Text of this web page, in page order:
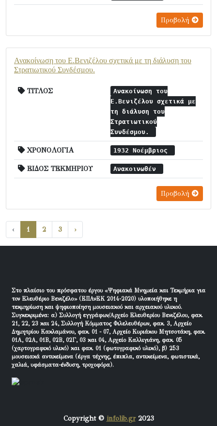
Προβολή
Ανακοίνωση του Ε.Βενιζέλου σχετικά με τη διάλυση του
Στρατιωτικού Συνδέσμου.
ΤΙΤΛΟΣ
Ανακοίνωση του
Ε.Βενιζέλου σχετικά με
τη διάλυση του
Στρατιωτικού
Συνδέσμου.
ΧΡΟΝΟΛΟΓΙΑ 1932 Νοέμβριος
ΕΙΔΟΣ ΤΕΚΜΗΡΙΟΥ Ανακοινωθέν
Προβολή
‹ 1 2 3 ›
Στο πλαίσιο του πρόσφατου έργου «Ψηφιακά Μνημεία και Τεκμήρια για
τον Ελευθέριο Βενιζέλο» (ΕΠΑνΕΚ 2014-2020) υλοποιήθηκε η
τεκμηρίωση και ψηφιοποίηση μουσειακού και αρχειακού υλικού.
Συγκεκριμένα: α) Συλλογή εγγράφων/Αρχείο Ελευθερίου Βενιζέλου, φακ.
21, 22, 23 και 24, Συλλογή Κόμματος Φιλελευθέρων, φακ. 3, Αρχείο
Δημητρίου Κακλαμάνου, φακ. 01 - 07, Αρχείο Κυριάκου Μητσοτάκη, φακ.
01Α, 02Α, 01Β, 02Β, 02Γ, 03 και 04, Αρχείο Καλλιγιάνη, φακ. 05
(χαρτογραφικό υλικό) και φακ. 01 (φωτογραφικό υλικό), β) 253
μουσειακά αντικείμενα (έργα τέχνης, έπιπλα, αντικείμενα, φωτιστικά,
χαλιά, υφάσματα-ένδυση, τροχοφόρα).
Copyright © infolib.gr2023